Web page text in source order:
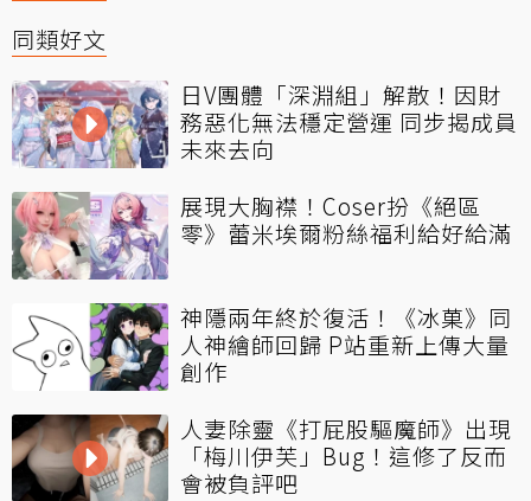
同類好文
日V團體「深淵組」解散！因財
務惡化無法穩定營運 同步揭成員
未來去向
展現大胸襟！Coser扮《絕區
零》蕾米埃爾粉絲福利給好給滿
神隱兩年終於復活！《冰菓》同
人神繪師回歸 P站重新上傳大量
創作
人妻除靈《打屁股驅魔師》出現
「梅川伊芙」Bug！這修了反而
會被負評吧